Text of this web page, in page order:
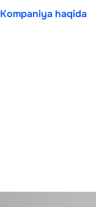
Kompaniya haqida